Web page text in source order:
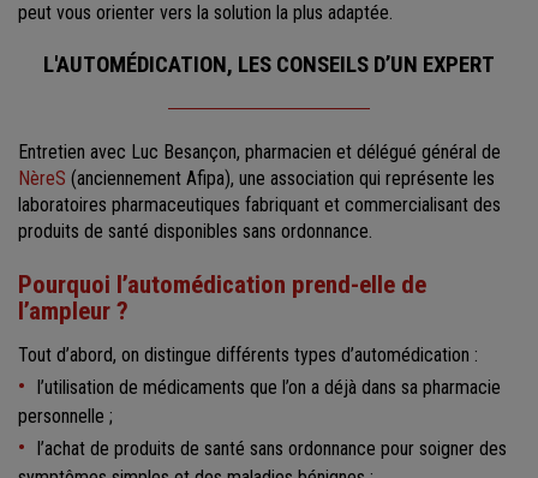
peut vous orienter vers la solution la plus adaptée.
L'AUTOMÉDICATION, LES CONSEILS D’UN EXPERT
Entretien avec Luc Besançon, pharmacien et délégué général de
NèreS (anciennement Afipa), une association qui représente les
laboratoires pharmaceutiques fabriquant et commercialisant des
produits de santé disponibles sans ordonnance.
Pourquoi l’automédication prend-elle de
l’ampleur ?
Tout d’abord, on distingue différents types d’automédication :
l’utilisation de médicaments que l’on a déjà dans sa pharmacie
personnelle ;
l’achat de produits de santé sans ordonnance pour soigner des